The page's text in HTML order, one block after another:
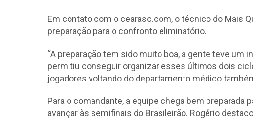
Em contato com o cearasc.com, o técnico do Mais
preparação para o confronto eliminatório.
“A preparação tem sido muito boa, a gente teve um
permitiu conseguir organizar esses últimos dois
jogadores voltando do departamento médico
Para o comandante, a equipe chega bem preparada
avançar às semifinais do Brasileirão. Rogério